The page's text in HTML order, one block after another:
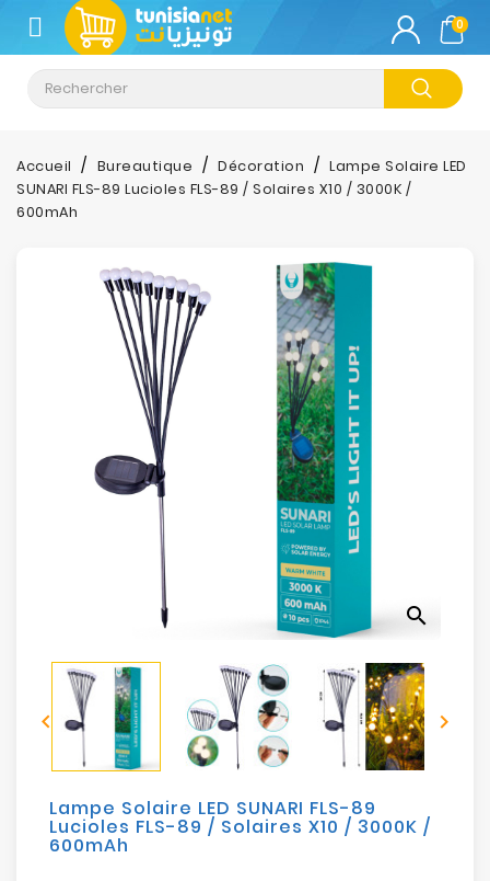
CATÉGORIE
Climatisation
Informatique
Téléphonie
Impression
Electroménager
Sécurité
Mobilités
Loisirs
0
Accueil Bureautique Décoration
Lampe Solaire LED
SUNARI FLS-89 Lucioles FLS-89 / Solaires X10 / 3000K /
600mAh
search
 
Lampe Solaire LED SUNARI FLS-89
Lucioles FLS-89 / Solaires X10 / 3000K /
600mAh